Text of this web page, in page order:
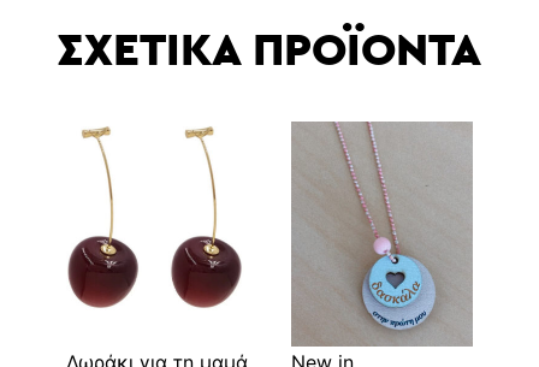
ΣΧΕΤΙΚΑ ΠΡΟΪΟΝΤΑ
Δωράκι για τη μαμά Νew in